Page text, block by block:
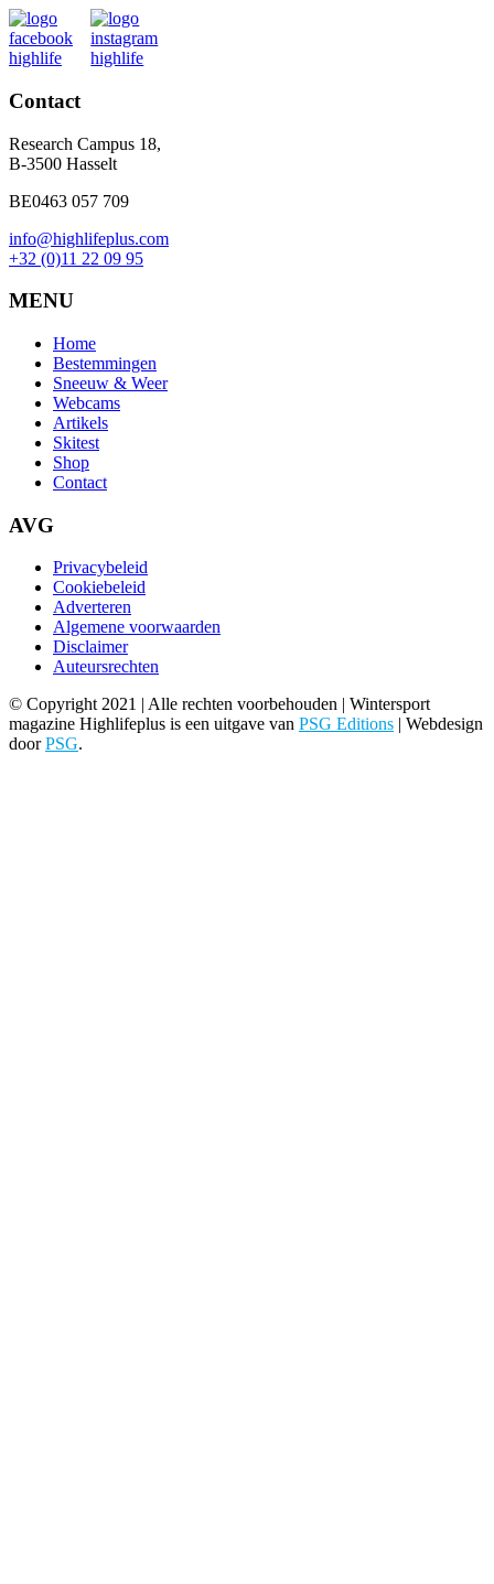
Contact
Research Campus 18,
B-3500 Hasselt
BE0463 057 709
info@highlifeplus.com
+32 (0)11 22 09 95
MENU
Home
Bestemmingen
Sneeuw & Weer
Webcams
Artikels
Skitest
Shop
Contact
AVG
Privacybeleid
Cookiebeleid
Adverteren
Algemene voorwaarden
Disclaimer
Auteursrechten
© Copyright 2021 | Alle rechten voorbehouden | Wintersport
magazine Highlifeplus is een uitgave van PSG Editions | Webdesign
doorPSG.